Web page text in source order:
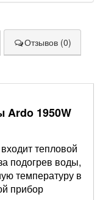
Отзывов (0)
1950W
тепловой
подогрев воды,
температуру в
прибор